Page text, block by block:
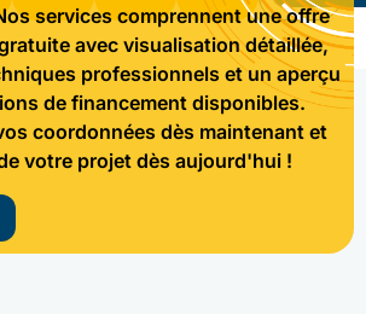
services comprennent une offre
avec visualisation détaillée,
professionnels et un aperçu
de financement disponibles.
coordonnées dès maintenant et
votre projet dès aujourd'hui !